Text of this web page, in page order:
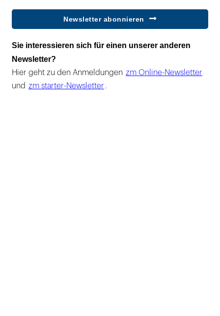
Newsletter abonnieren
Sie interessieren sich für einen unserer anderen
Newsletter?
Hier geht zu den Anmeldungen zm Online-Newsletter
und zm starter-Newsletter .